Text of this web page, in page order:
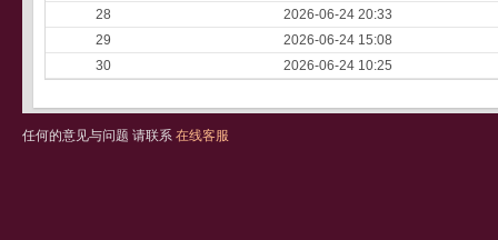
28
2026-06-24 20:33
29
2026-06-24 15:08
30
2026-06-24 10:25
任何的意见与问题 请联系 在线客服